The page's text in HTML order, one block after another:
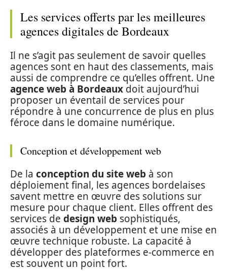
Les services offerts par les meilleures
agences digitales de Bordeaux
Il ne s’agit pas seulement de savoir quelles
agences sont en haut des classements, mais
aussi de comprendre ce qu’elles offrent. Une
agence web à Bordeaux doit aujourd’hui
proposer un éventail de services pour
répondre à une concurrence de plus en plus
féroce dans le domaine numérique.
Conception et développement web
De la conception du site web à son
déploiement final, les agences bordelaises
savent mettre en œuvre des solutions sur
mesure pour chaque client. Elles offrent des
services de design web sophistiqués,
associés à un développement et une mise en
œuvre technique robuste. La capacité à
développer des plateformes e-commerce en
est souvent un point fort.